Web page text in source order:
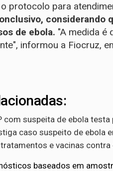
protocolo para
considerando
de ebola. "A medida é
informou a Fiocruz,
com suspeita de ebola
caso suspeito de ebola
e vacinas contra
baseados em